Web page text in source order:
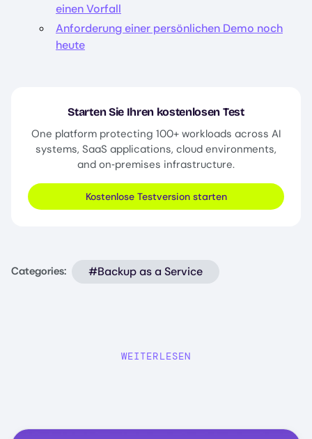
einen Vorfall
Anforderung einer persönlichen Demo noch
heute
Starten Sie Ihren kostenlosen Test
One platform protecting 100+ workloads across AI
systems, SaaS applications, cloud environments,
and on‑premises infrastructure.
Kostenlose Testversion starten
Categories: #Backup as a Service
WEITERLESEN